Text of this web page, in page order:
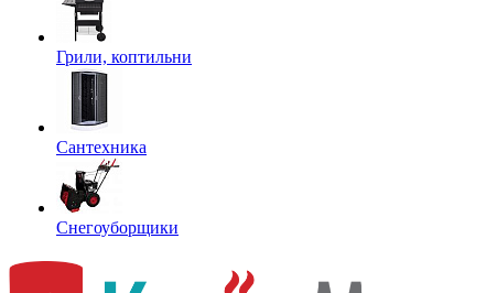
Грили, коптильни
Сантехника
Снегоуборщики